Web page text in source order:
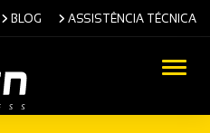
BLOG ASSISTÊNCIA TÉCNICA